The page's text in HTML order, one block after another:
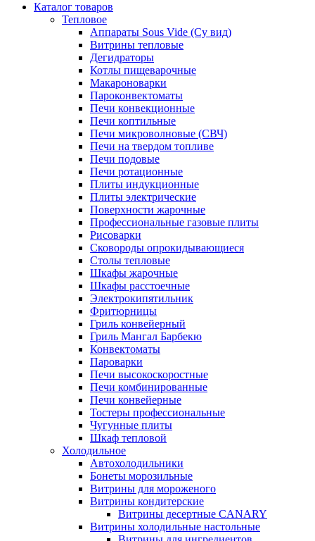
Каталог товаров
Тепловое
Аппараты Sous Vide (Су вид)
Витрины тепловые
Дегидраторы
Котлы пищеварочные
Макароноварки
Пароконвектоматы
Печи конвекционные
Печи коптильные
Печи микроволновые (СВЧ)
Печи на твердом топливе
Печи подовые
Печи ротационные
Плиты индукционные
Плиты электрические
Поверхности жарочные
Профессиональные газовые плиты
Рисоварки
Сковороды опрокидывающиеся
Столы тепловые
Шкафы жарочные
Шкафы расстоечные
Электрокипятильник
Фритюрницы
Гриль конвейерный
Гриль Мангал Барбекю
Конвектоматы
Пароварки
Печи высокоскоростные
Печи комбинированные
Печи конвейерные
Тостеры профессиональные
Чугунные плиты
Шкаф тепловой
Холодильное
Автохолодильники
Бонеты морозильные
Витрины для мороженого
Витрины кондитерские
Витрины десертные CANARY
Витрины холодильные настольные